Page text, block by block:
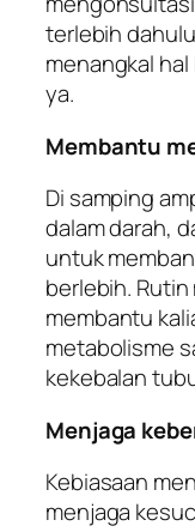
terlebih
menangkal
ya.
Membantu
Di samping
dalam darah,
untuk
berlebih. Rutin
membantu
metabolisme
kekebalan
Menjaga
Kebiasaan
menjaga